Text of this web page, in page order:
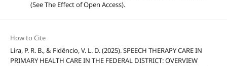
(See The Effect of Open Access).
How to Cite
Lira, P. R. B., & Fidêncio, V. L. D. (2025). SPEECH THERAPY CARE IN
PRIMARY HEALTH CARE IN THE FEDERAL DISTRICT: OVERVIEW